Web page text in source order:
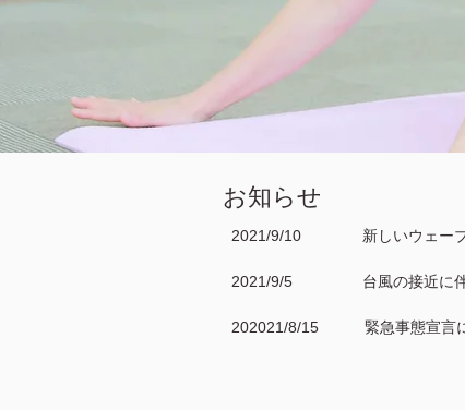
​お知らせ
2021/9/10 新しいウェーブ
2021/9/5 台風の接近に
202021/8/15 緊急事態宣言